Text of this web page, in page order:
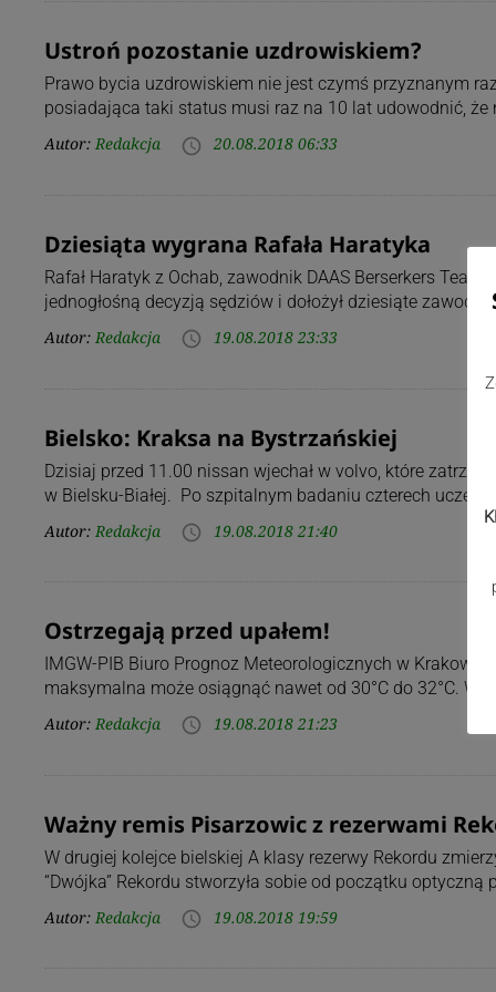
Ustroń pozostanie uzdrowiskiem?
Prawo bycia uzdrowiskiem nie jest czymś przyznanym
posiadająca taki status musi raz na 10 lat udowodnić, że
Autor: Redakcja access_time 20.08.2018 06:33
Dziesiąta wygrana Rafała Haratyka
Rafał Haratyk z Ochab, zawodnik DAAS Berserkers Team
jednogłośną decyzją sędziów i dołożył dziesiąte
Autor: Redakcja access_time 19.08.2018 23:33
Bielsko: Kraksa na Bystrzańskiej
Dzisiaj przed 11.00 nissan wjechał w volvo, które
w Bielsku-Białej. Po szpitalnym badaniu czterech
Autor: Redakcja access_time 19.08.2018 21:40
Ostrzegają przed upałem!
IMGW-PIB Biuro Prognoz Meteorologicznych w Krakowie
maksymalna może osiągnąć nawet od 30°C do 32°C.
Autor: Redakcja access_time 19.08.2018 21:23
Ważny remis Pisarzowic z rezerwami
W drugiej kolejce bielskiej A klasy rezerwy Rekordu
“Dwójka” Rekordu stworzyła sobie od początku optyczną
Autor: Redakcja access_time 19.08.2018 19:59